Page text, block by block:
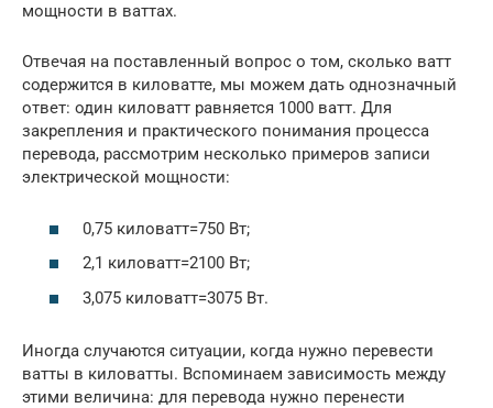
мощности в ваттах.
Отвечая на поставленный вопрос о том, сколько ватт
содержится в киловатте, мы можем дать однозначный
ответ: один киловатт равняется 1000 ватт. Для
закрепления и практического понимания процесса
перевода, рассмотрим несколько примеров записи
электрической мощности:
0,75 киловатт=750 Вт;
2,1 киловатт=2100 Вт;
3,075 киловатт=3075 Вт.
Иногда случаются ситуации, когда нужно перевести
ватты в киловатты. Вспоминаем зависимость между
этими величина: для перевода нужно перенести